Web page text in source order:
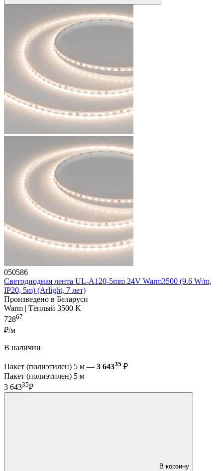
050586
Светодиодная лента UL-A120-5mm 24V Warm3500 (9.6 W/m,
IP20, 5m) (Arlight, 7 лет)
Произведено в Беларуси
Warm | Тёплый 3500 K
72867
₽/м
В наличии
Пакет (полиэтилен) 5 м — 3 64335 ₽
Пакет (полиэтилен) 5 м
3 64335₽
В корзину